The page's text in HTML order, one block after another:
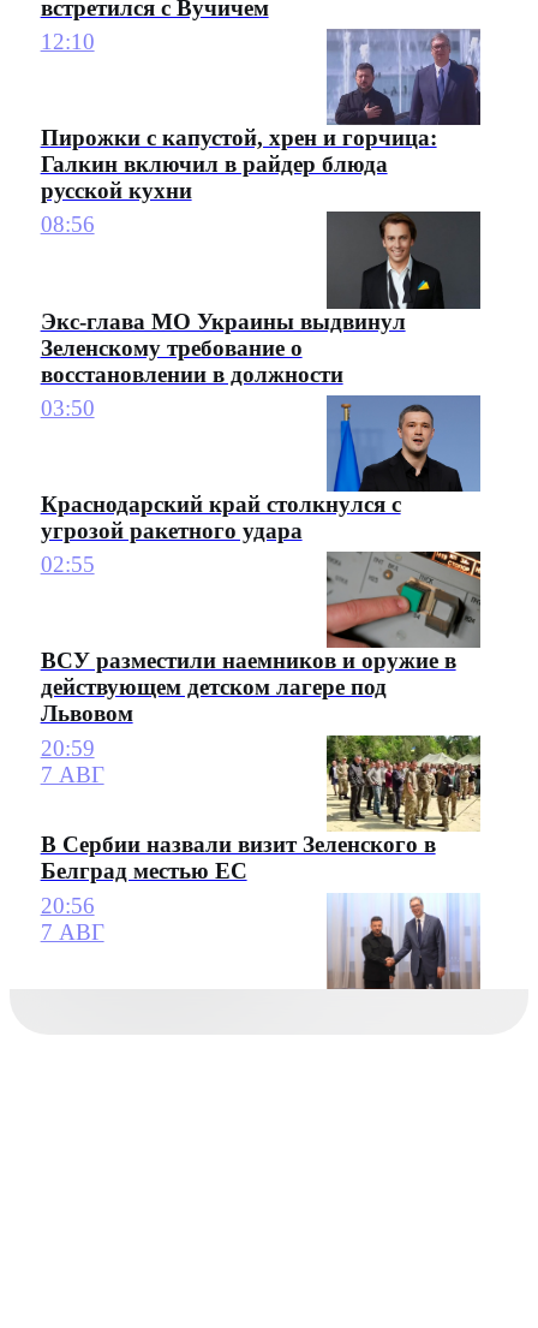
встретился с Вучичем
12:10
Пирожки с капустой, хрен и горчица:
Галкин включил в райдер блюда
русской кухни
08:56
Экс-глава МО Украины выдвинул
Зеленскому требование о
восстановлении в должности
03:50
Краснодарский край столкнулся с
угрозой ракетного удара
02:55
ВСУ разместили наемников и оружие в
действующем детском лагере под
Львовом
20:59
7 АВГ
В Сербии назвали визит Зеленского в
Белград местью ЕС
20:56
7 АВГ